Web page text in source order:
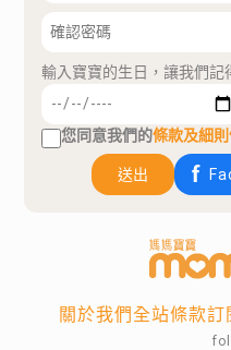
輸入寶寶的生日，讓我們記
您同意我們的條款及細
送出
關於我們全站條款訂